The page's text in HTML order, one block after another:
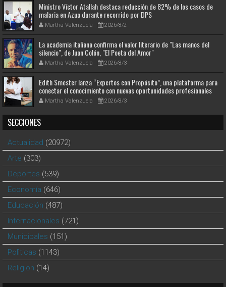
Ministro Víctor Atallah destaca reducción de 82% de los casos de
malaria en Azua durante recorrido por DPS
Martha Valenzuela 2026/8/2
La academia italiana confirma el valor literario de "Las manos del
silencio", de Juan Colón, "El Poeta del Amor"
Martha Valenzuela 2026/8/3
Edith Smester lanza “Expertos con Propósito”, una plataforma para
conectar el conocimiento con nuevas oportunidades profesionales
Martha Valenzuela 2026/8/3
SECCIONES
Actualidad (20972)
Arte (303)
Deportes (539)
Economía (646)
Educación (487)
Internacionales (721)
Municipales (151)
Polìticas (1143)
Religion (14)